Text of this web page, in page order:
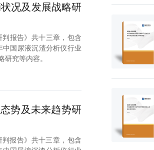
况及发展战略研
报告》共十三章，包含
国尿液沉渣分析仪行业
究等内容。
势及未来趋势研
报告》共十三章，包含